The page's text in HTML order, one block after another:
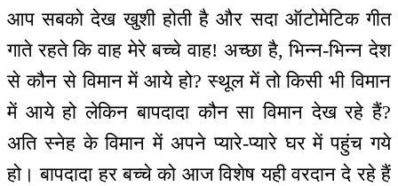
आप सबको देख खुशी होती है और सदा ऑटोमेटिक गीत
गाते रहते कि वाह मेरे बच्चे वाह! अच्छा है, भिन्न-भिन्न देश
से कौन से विमान में आये हो? स्थूल में तो किसी भी विमान
में आये हो लेकिन बापदादा कौन सा विमान देख रहे हैं?
अति स्नेह के विमान में अपने प्यारे-प्यारे घर में पहुंच गये
हो। बापदादा हर बच्चे को आज विशेष यही वरदान दे रहे हैं